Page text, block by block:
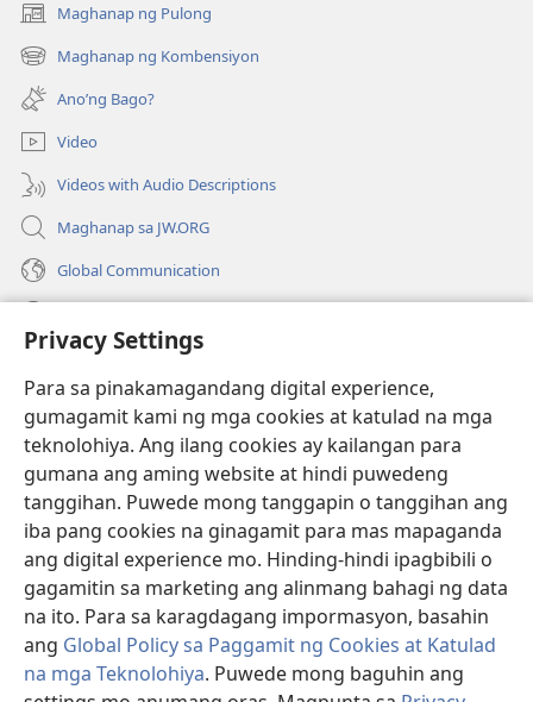
Privacy Settings
Para sa pinakamagandang digital experience,
gumagamit kami ng mga cookies at katulad na mga
teknolohiya. Ang ilang cookies ay kailangan para
gumana ang aming website at hindi puwedeng
tanggihan. Puwede mong tanggapin o tanggihan ang
iba pang cookies na ginagamit para mas mapaganda
ang digital experience mo. Hinding-hindi ipagbibili o
gagamitin sa marketing ang alinmang bahagi ng data
na ito. Para sa karagdagang impormasyon, basahin
ang Global Policy sa Paggamit ng Cookies at Katulad
na mga Teknolohiya. Puwede mong baguhin ang
Maghanap ng Pulong
(may
bubukas
na
bagong
window)
Maghanap ng Kombensiyon
(may
bubukas
na
bagong
window)
Ano’ng Bago?
Video
Videos with Audio Descriptions
Maghanap sa JW.ORG
Global Communication
(may
na
bagong
window)
Watchtower ONLINE LIBRARY™
(may
bubukas
na
bagong
window)
JW Hub ®
(may
bubukas
bagong
window)
JW Library ®
Watchtower Library®